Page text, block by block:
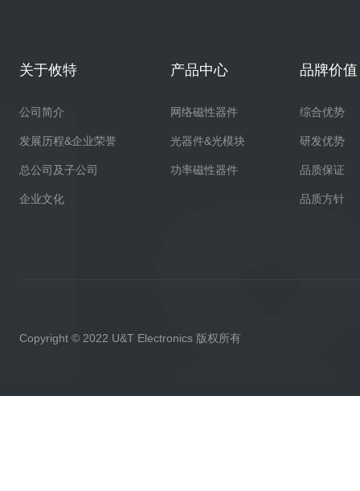
关于攸特
公司简介
发展历程&企业荣誉
总公司及子公司
企业文化
产品中心
网络磁性器件
光器件&光模块
功率磁性器件
品牌价值
综合优势
研发优势
品质保证
品质方针
Copyright © 2022 U&T Electronics 版权所有